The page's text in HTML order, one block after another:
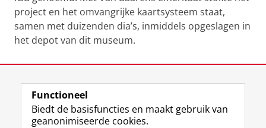
project en het omvangrijke kaartsysteem staat,
samen met duizenden dia’s, inmiddels opgeslagen in
het depot van dit museum.
View this page in:English
Functioneel
Biedt de basisfuncties en maakt gebruik van
geanonimiseerde cookies.